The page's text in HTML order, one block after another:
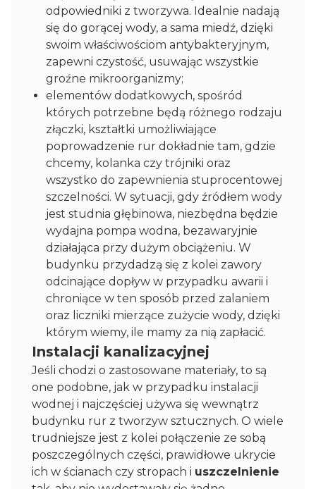
odpowiedniki z tworzywa. Idealnie nadają
się do gorącej wody, a sama miedź, dzięki
swoim właściwościom antybakteryjnym,
zapewni czystość, usuwając wszystkie
groźne mikroorganizmy;
elementów dodatkowych, spośród
których potrzebne będą różnego rodzaju
złączki, kształtki umożliwiające
poprowadzenie rur dokładnie tam, gdzie
chcemy, kolanka czy trójniki oraz
wszystko do zapewnienia stuprocentowej
szczelności. W sytuacji, gdy źródłem wody
jest studnia głębinowa, niezbędna będzie
wydajna pompa wodna, bezawaryjnie
działająca przy dużym obciążeniu. W
budynku przydadzą się z kolei zawory
odcinające dopływ w przypadku awarii i
chroniące w ten sposób przed zalaniem
oraz liczniki mierzące zużycie wody, dzięki
którym wiemy, ile mamy za nią zapłacić.
Instalacji kanalizacyjnej
Jeśli chodzi o zastosowane materiały, to są
one podobne, jak w przypadku instalacji
wodnej i najczęściej używa się wewnątrz
budynku rur z tworzyw sztucznych. O wiele
trudniejsze jest z kolei połączenie ze sobą
poszczególnych części, prawidłowe ukrycie
ich w ścianach czy stropach i uszczelnienie